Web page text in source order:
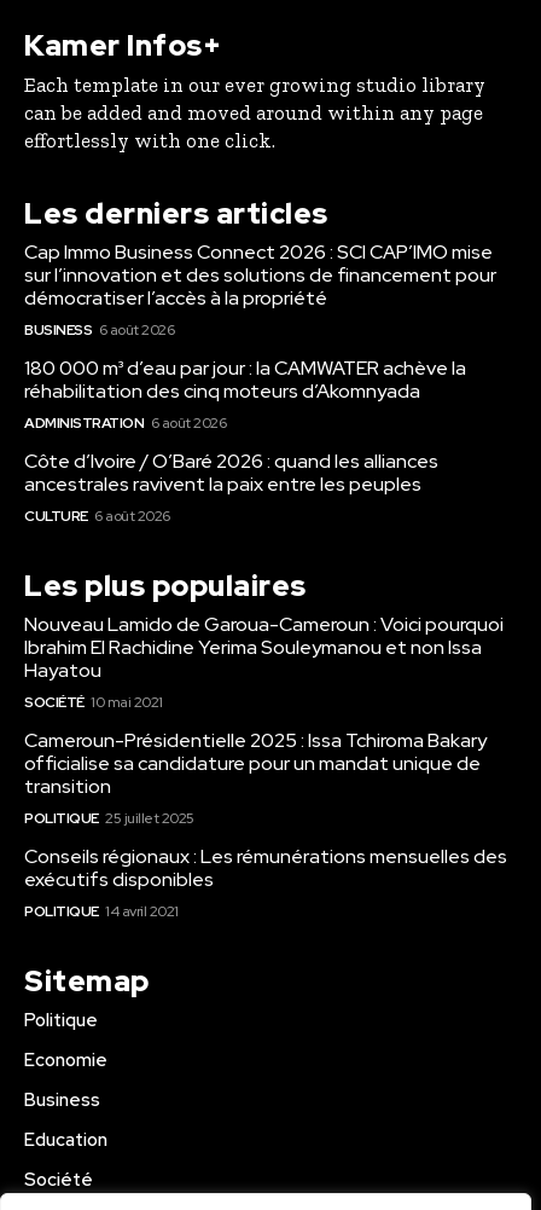
Kamer Infos+
Each template in our ever growing studio library
can be added and moved around within any page
effortlessly with one click.
Les derniers articles
Cap Immo Business Connect 2026 : SCI CAP’IMO mise
sur l’innovation et des solutions de financement pour
démocratiser l’accès à la propriété
BUSINESS 6 août 2026
180 000 m³ d’eau par jour : la CAMWATER achève la
réhabilitation des cinq moteurs d’Akomnyada
ADMINISTRATION 6 août 2026
Côte d’Ivoire / O’Baré 2026 : quand les alliances
ancestrales ravivent la paix entre les peuples
CULTURE 6 août 2026
Les plus populaires
Nouveau Lamido de Garoua-Cameroun : Voici pourquoi
Ibrahim El Rachidine Yerima Souleymanou et non Issa
Hayatou
SOCIÉTÉ 10 mai 2021
Cameroun-Présidentielle 2025 : Issa Tchiroma Bakary
officialise sa candidature pour un mandat unique de
transition
POLITIQUE 25 juillet 2025
Conseils régionaux : Les rémunérations mensuelles des
exécutifs disponibles
POLITIQUE 14 avril 2021
Sitemap
Politique
Economie
Business
Education
Société